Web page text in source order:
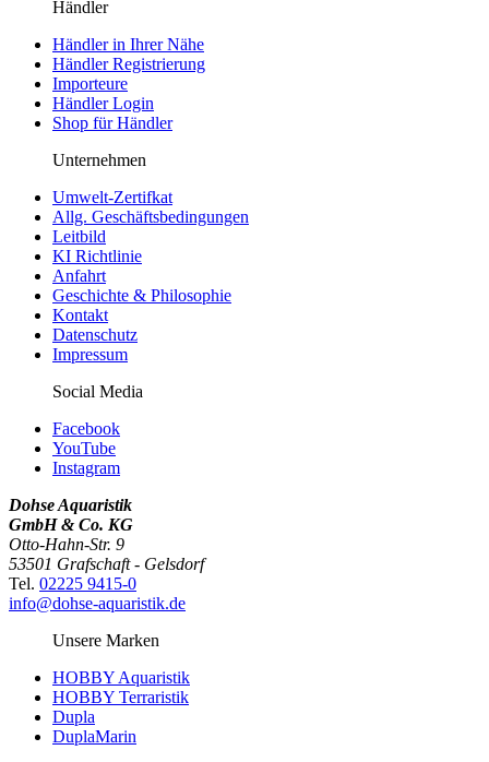
Händler
Händler in Ihrer Nähe
Händler Registrierung
Importeure
Händler Login
Shop für Händler
Unternehmen
Umwelt-Zertifkat
Allg. Geschäftsbedingungen
Leitbild
KI Richtlinie
Anfahrt
Geschichte & Philosophie
Kontakt
Datenschutz
Impressum
Social Media
Facebook
YouTube
Instagram
Dohse Aquaristik
GmbH & Co. KG
Otto-Hahn-Str. 9
53501 Grafschaft - Gelsdorf
Tel. 02225 9415-0
info@dohse-aquaristik.de
Unsere Marken
HOBBY Aquaristik
HOBBY Terraristik
Dupla
DuplaMarin